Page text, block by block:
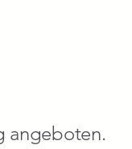
angeboten.